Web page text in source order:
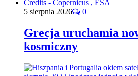
5 sierpnia 2026 0
Grecja uruchamia
kosmiczny